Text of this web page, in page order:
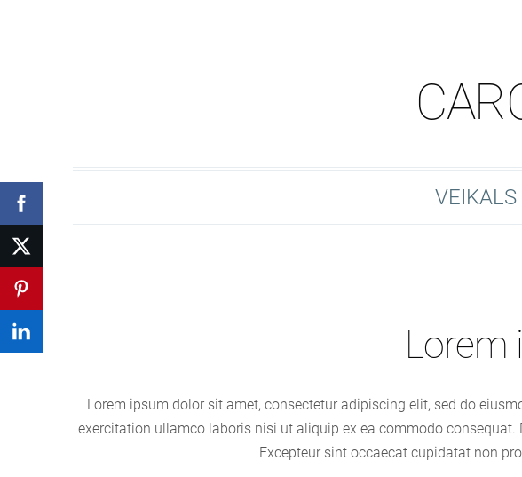
VEIKALS
Lorem
Lorem ipsum dolor sit amet, consectetur adipiscing elit, sed do
exercitation ullamco laboris nisi ut aliquip ex ea commodo
Excepteur sint occaecat cupidatat non